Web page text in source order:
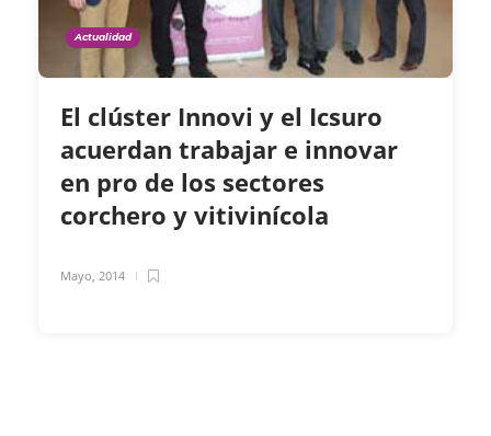
Actualidad
El clúster Innovi y el Icsuro
acuerdan trabajar e innovar
en pro de los sectores
corchero y vitivinícola
Mayo, 2014